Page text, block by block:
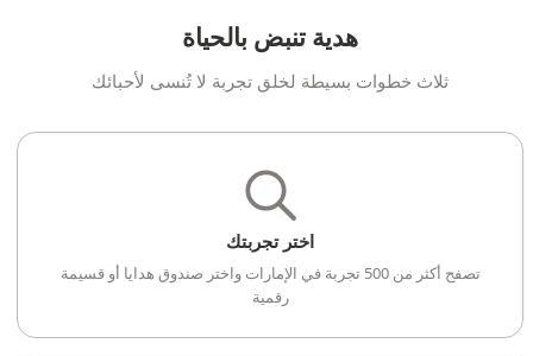
هدية تنبض بالحياة
ثلاث خطوات بسيطة لخلق تجربة لا تُنسى لأحبائك
اختر تجربتك
تصفح أكثر من 500 تجربة في الإمارات واختر صندوق هدايا أو قسيمة
رقمية